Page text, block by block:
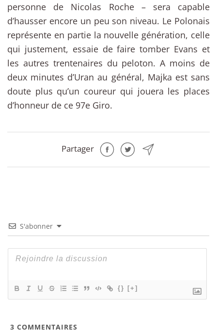
personne de Nicolas Roche – sera capable
d’hausser encore un peu son niveau. Le Polonais
représente en partie la nouvelle génération, celle
qui justement, essaie de faire tomber Evans et
les autres trentenaires du peloton. A moins de
deux minutes d’Uran au général, Majka est sans
doute plus qu’un coureur qui jouera les places
d’honneur de ce 97e Giro.
Partager
S'abonner
{} [+]
3 COMMENTAIRES